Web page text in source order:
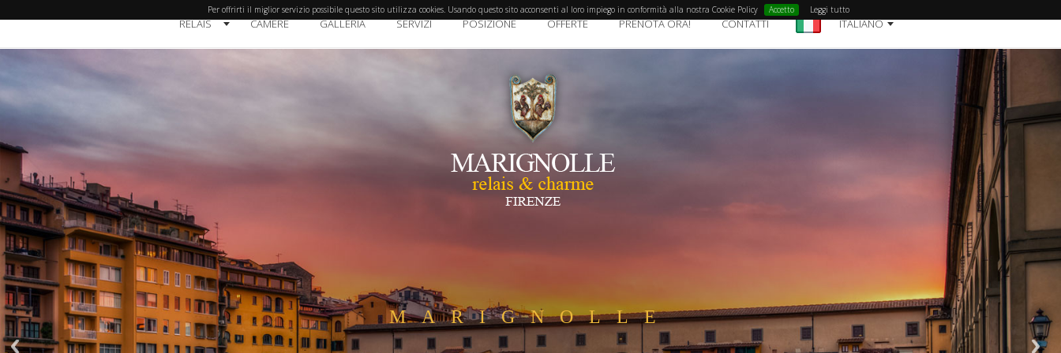
Per offrirti il miglior servizio possibile questo sito utilizza cookies. Usando questo sito acconsenti al loro impiego in conformità alla nostra Cookie Policy Accetto Leggi tutto
RELAIS CAMERE GALLERIA SERVIZI POSIZIONE OFFERTE PRENOTA ORA! CONTATTI ITALIANO
MARIGNOLLE
RELAIS HOTEL FLORENCE
BOUTIQUE HOTEL FLORENCE
RELAIS & CHARME